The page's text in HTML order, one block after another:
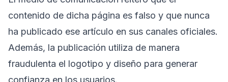
contenido de dicha página es falso y que nunca
ha publicado ese artículo en sus canales oficiales.
Además, la publicación utiliza de manera
fraudulenta el logotipo y diseño para generar